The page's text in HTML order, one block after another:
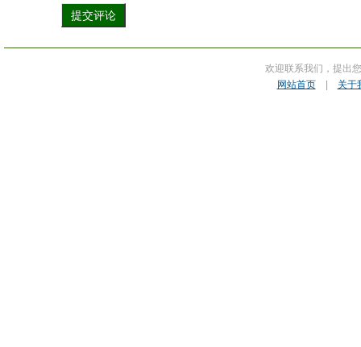
欢迎联系我们，提出
网站首页| 关于